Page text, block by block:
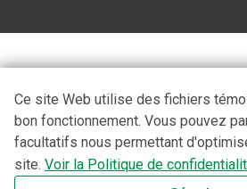
Ce site Web utilise des fichiers
bon fonctionnement. Vous pouvez
facultatifs nous permettant
site. Voir la Politique de